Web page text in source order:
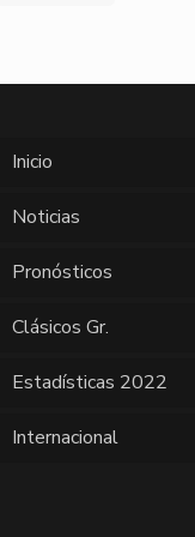
Inicio
Noticias
Pronósticos
Clásicos Gr.
Estadísticas 2022
Internacional